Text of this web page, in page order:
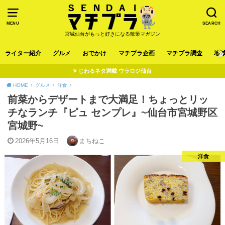
MENU SEARCH
宮城仙台がもっと好きになる散策マガジン
ライター紹介 グルメ おでかけ マチプラ企画 マチプラ調査 地
じわるネタ満載 ウラロジ仙台
HOME グルメ 洋食
前菜からデザートまで大満足！ちょっとリッ
チなランチ『ピュ センプレ』~仙台市宮城野区
宮城野~
2026年5月16日 まちねこ
洋食